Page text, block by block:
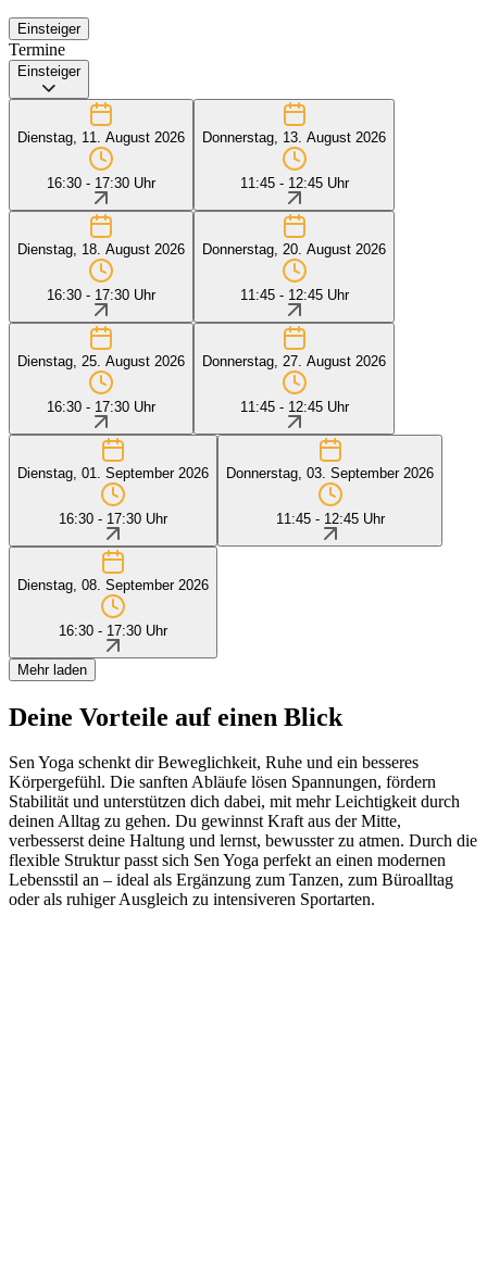
Einsteiger
Termine
Einsteiger
Dienstag, 11. August 2026
16:30 - 17:30 Uhr
Donnerstag, 13. August 2026
11:45 - 12:45 Uhr
Dienstag, 18. August 2026
16:30 - 17:30 Uhr
Donnerstag, 20. August 2026
11:45 - 12:45 Uhr
Dienstag, 25. August 2026
16:30 - 17:30 Uhr
Donnerstag, 27. August 2026
11:45 - 12:45 Uhr
Dienstag, 01. September 2026
16:30 - 17:30 Uhr
Donnerstag, 03. September 2026
11:45 - 12:45 Uhr
Dienstag, 08. September 2026
16:30 - 17:30 Uhr
Mehr laden
Deine Vorteile auf einen Blick
Sen Yoga schenkt dir Beweglichkeit, Ruhe und ein besseres
Körpergefühl. Die sanften Abläufe lösen Spannungen, fördern
Stabilität und unterstützen dich dabei, mit mehr Leichtigkeit durch
deinen Alltag zu gehen. Du gewinnst Kraft aus der Mitte,
verbesserst deine Haltung und lernst, bewusster zu atmen. Durch die
flexible Struktur passt sich Sen Yoga perfekt an einen modernen
Lebensstil an – ideal als Ergänzung zum Tanzen, zum Büroalltag
oder als ruhiger Ausgleich zu intensiveren Sportarten.